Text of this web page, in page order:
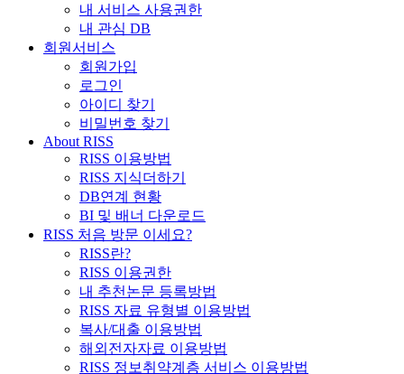
내 서비스 사용권한
내 관심 DB
회원서비스
회원가입
로그인
아이디 찾기
비밀번호 찾기
About RISS
RISS 이용방법
RISS 지식더하기
DB연계 현황
BI 및 배너 다운로드
RISS 처음 방문 이세요?
RISS란?
RISS 이용권한
내 추천논문 등록방법
RISS 자료 유형별 이용방법
복사/대출 이용방법
해외전자자료 이용방법
RISS 정보취약계층 서비스 이용방법